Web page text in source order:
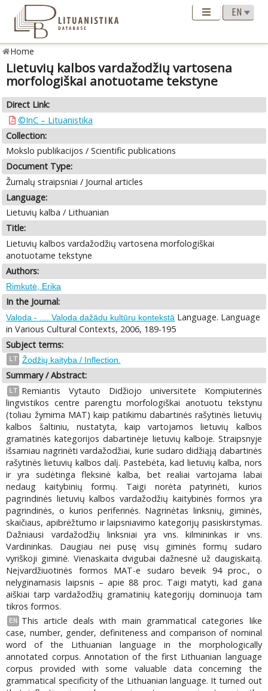
Home
Lietuvių kalbos vardažodžių vartosena
morfologiškai anotuotame tekstyne
Direct Link:
©InC – Lituanistika
Collection:
Mokslo publikacijos / Scientific publications
Document Type:
Žurnalų straipsniai / Journal articles
Language:
Lietuvių kalba / Lithuanian
Title:
Lietuvių kalbos vardažodžių vartosena morfologiškai
anotuotame tekstyne
Authors:
Rimkutė, Erika
In the Journal:
Valoda - .... Valoda dažādu kultūru kontekstā Language. Language
in Various Cultural Contexts, 2006, 189-195
Subject terms:
LT Žodžių kaityba / Inflection.
Summary / Abstract:
LT
Remiantis Vytauto Didžiojo universitete Kompiuterinės
lingvistikos centre parengtu morfologiškai anotuotu tekstynu
(toliau žymima MAT) kaip patikimu dabartinės rašytinės lietuvių
kalbos šaltiniu, nustatyta, kaip vartojamos lietuvių kalbos
gramatinės kategorijos dabartinėje lietuvių kalboje. Straipsnyje
išsamiau nagrinėti vardažodžiai, kurie sudaro didžiąją dabartinės
rašytinės lietuvių kalbos dalį. Pastebėta, kad lietuvių kalba, nors
ir yra sudėtinga fleksinė kalba, bet realiai vartojama labai
nedaug kaitybinių formų. Taigi norėta patyrinėti, kurios
pagrindinės lietuvių kalbos vardažodžių kaitybinės formos yra
pagrindinės, o kurios periferinės. Nagrinėtas linksnių, giminės,
skaičiaus, apibrėžtumo ir laipsniavimo kategorijų pasiskirstymas.
Dažniausi vardažodžių linksniai yra vns. kilmininkas ir vns.
Vardininkas. Daugiau nei pusę visų giminės formų sudaro
vyriškoji giminė. Vienaskaita dvigubai dažnesnė už daugiskaitą.
Neįvardžiuotinės formos MAT-e sudaro beveik 94 proc., o
nelyginamasis laipsnis – apie 88 proc. Taigi matyti, kad gana
aiškiai tarp vardažodžių gramatinių kategorijų dominuoja tam
tikros formos.
EN
This article deals with main grammatical categories like
case, number, gender, definiteness and comparison of nominal
word of the Lithuanian language in the morphologically
annotated corpus. Annotation of the first Lithuanian language
corpus provided with some valuable data concerning the
grammatical specificity of the Lithuanian language. It turned out